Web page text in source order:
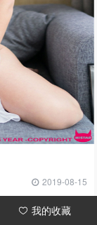
2019-08-15
󦆁 我的收藏